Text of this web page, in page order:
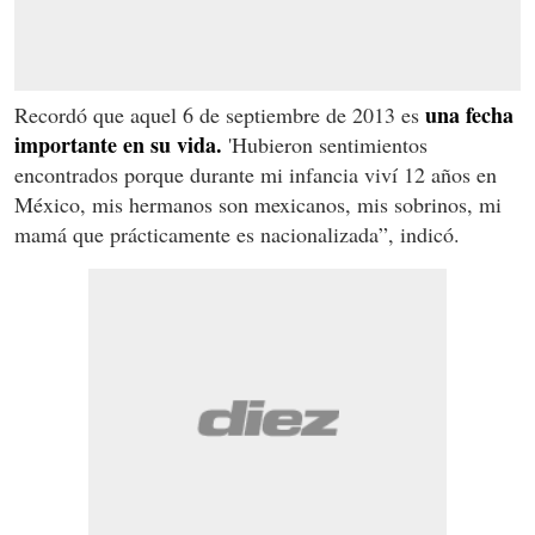
Recordó que aquel 6 de septiembre de 2013 es una fecha
importante en su vida. 'Hubieron sentimientos
encontrados porque durante mi infancia viví 12 años en
México, mis hermanos son mexicanos, mis sobrinos, mi
mamá que prácticamente es nacionalizada”, indicó.